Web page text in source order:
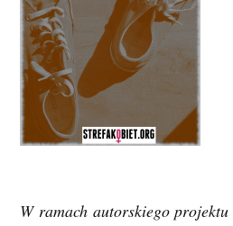
W ramach autorskiego projektu